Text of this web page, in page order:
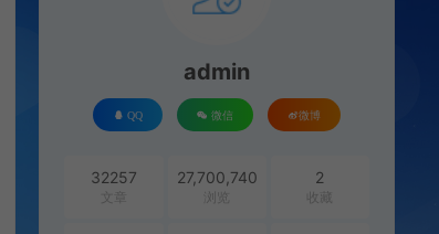
admin
QQ 微信 微博
32257
文章
27,700,740
浏览
2
收藏